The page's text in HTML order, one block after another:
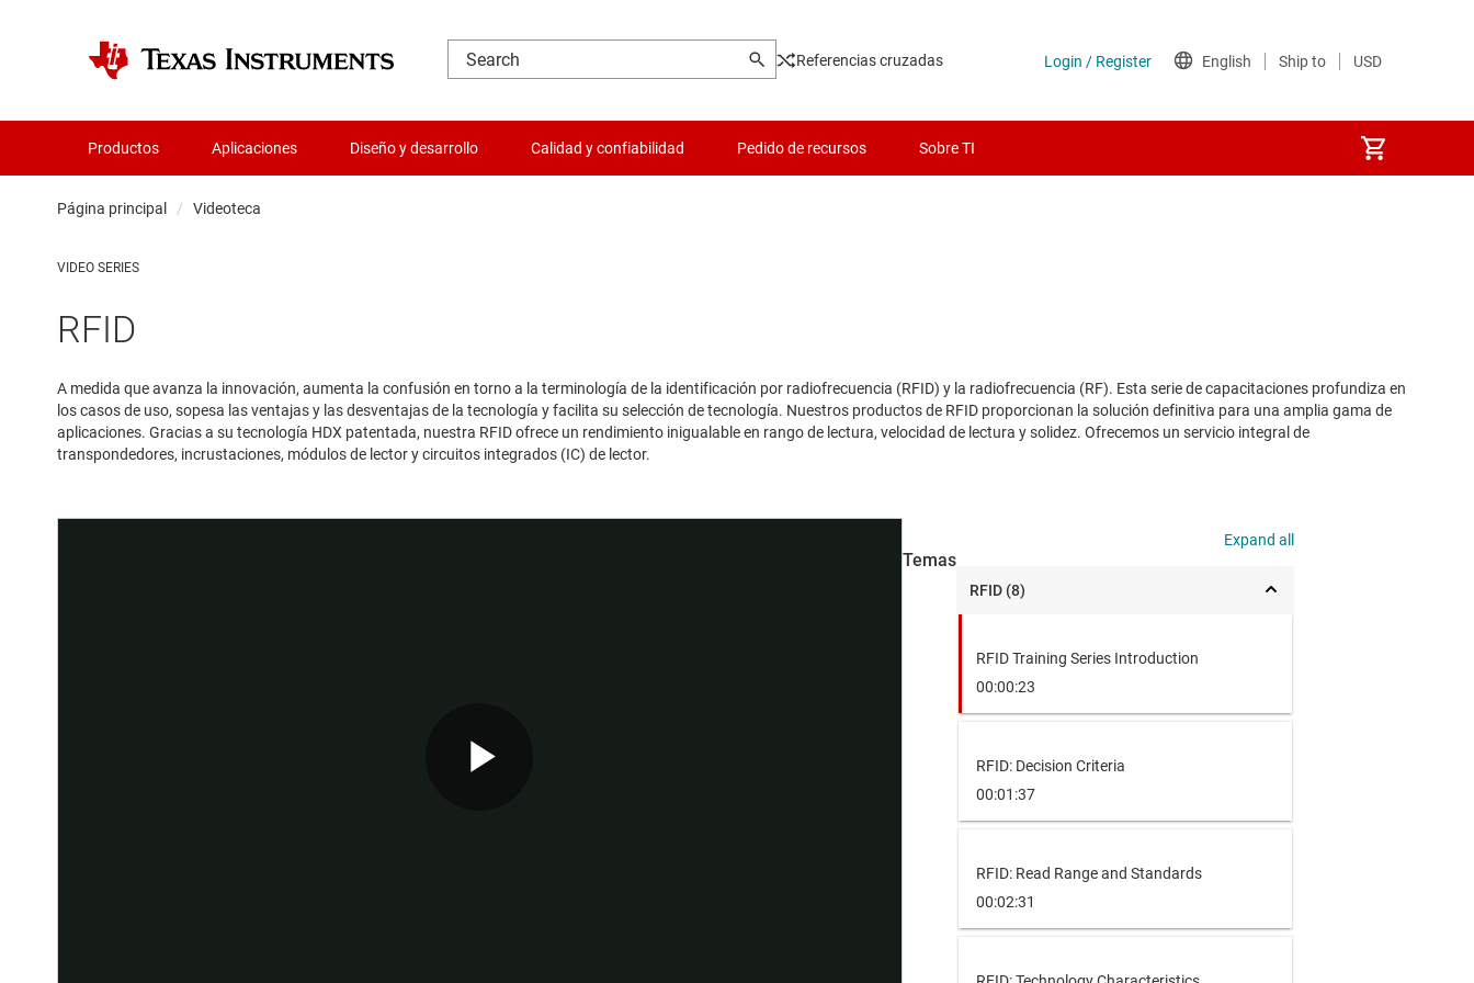
Referencias cruzadas
Productos Aplicaciones Diseño y desarrollo Calidad y confiabilidad Pedido de recursos Sobre TI
Página principal Videoteca
VIDEO SERIES
RFID
A medida que avanza la innovación, aumenta la confusión en torno a la terminología de la identificación por radiofrecuencia (RFID) y la radiofrecuencia (RF). Esta serie de capacitaciones profundiza en
los casos de uso, sopesa las ventajas y las desventajas de la tecnología y facilita su selección de tecnología. Nuestros productos de RFID proporcionan la solución definitiva para una amplia gama de
aplicaciones. Gracias a su tecnología HDX patentada, nuestra RFID ofrece un rendimiento inigualable en rango de lectura, velocidad de lectura y solidez. Ofrecemos un servicio integral de
transpondedores, incrustaciones, módulos de lector y circuitos integrados (IC) de lector.
Temas
Expand all
RFID (8)
RFID Training Series Introduction
00:00:23
RFID: Decision Criteria
00:01:37
RFID: Read Range and Standards
00:02:31